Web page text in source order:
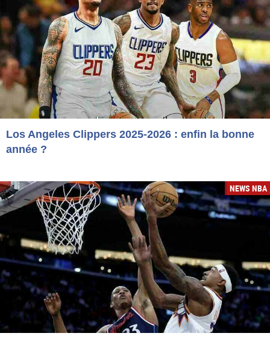
Los Angeles Clippers 2025-2026 : enfin la bonne
année ?
NEWS NBA